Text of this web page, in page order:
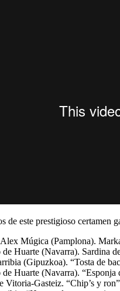
de este prestigioso certamen
Múgica (Pamplona).
Huarte (Navarra). Sardina
(Gipuzkoa). “Tosta de
Huarte (Navarra). “Esponja
Vitoria-Gasteiz. “Chip’s y ron”